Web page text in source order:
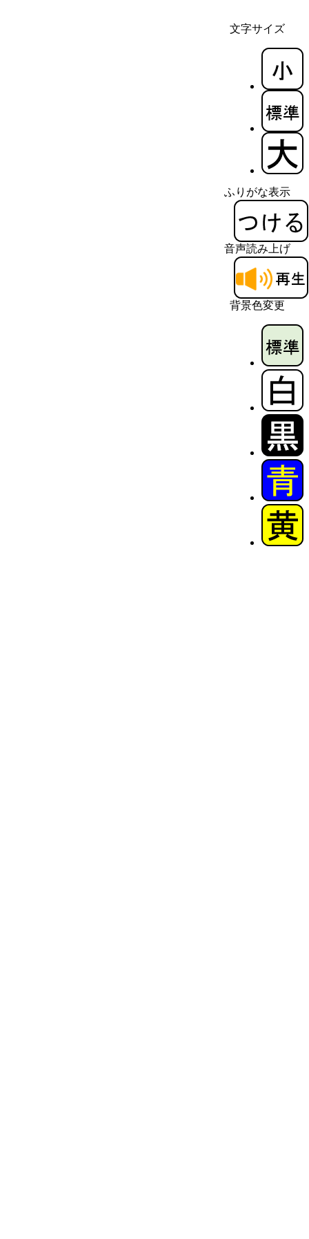
文字サイズ
ふりがな表示
音声読み上げ
背景色変更